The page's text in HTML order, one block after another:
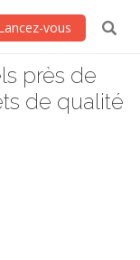
vous
près de
de qualité